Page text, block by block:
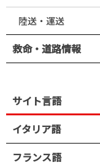
陸送・運送
救命・道路情報
サイト言語
イタリア語
フランス語